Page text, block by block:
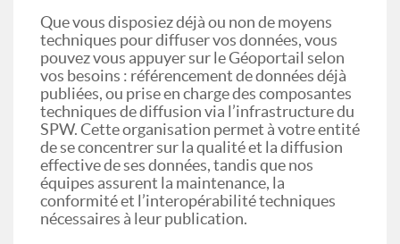
Que vous disposiez déjà ou non de moyens
techniques pour diffuser vos données, vous
pouvez vous appuyer sur le Géoportail selon
vos besoins : référencement de données déjà
publiées, ou prise en charge des composantes
techniques de diffusion via l’infrastructure du
SPW. Cette organisation permet à votre entité
de se concentrer sur la qualité et la diffusion
effective de ses données, tandis que nos
équipes assurent la maintenance, la
conformité et l’interopérabilité techniques
nécessaires à leur publication.